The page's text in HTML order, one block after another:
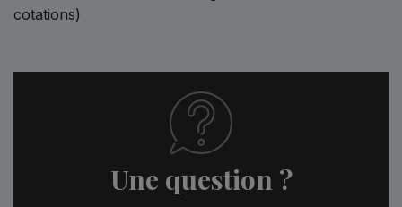
cotations)
Une question ?